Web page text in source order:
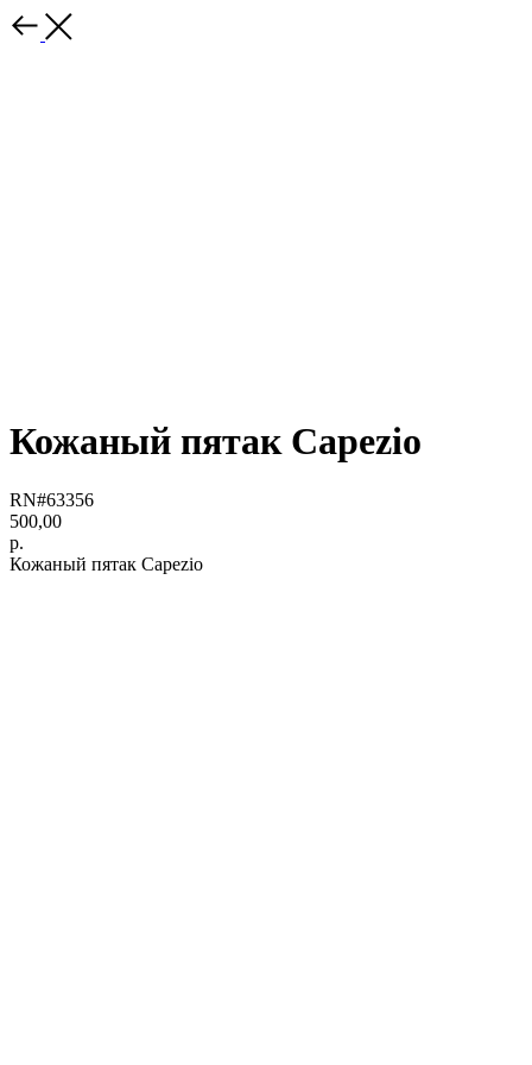
Кожаный пятак Capezio
RN#63356
500,00
р.
Кожаный пятак Capezio